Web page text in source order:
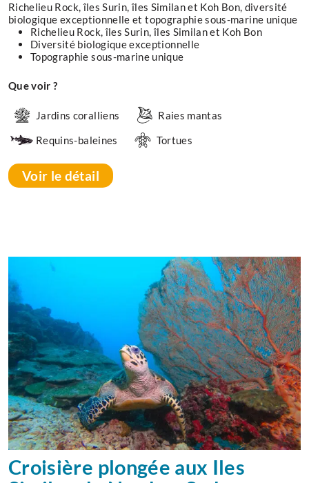
Richelieu Rock, îles Surin, îles Similan et Koh Bon, diversité
biologique exceptionnelle et topographie sous-marine unique
Richelieu Rock, îles Surin, îles Similan et Koh Bon
Diversité biologique exceptionnelle
Topographie sous-marine unique
Que voir ?
Jardins coralliens
Raies mantas
Requins-baleines
Tortues
Voir le détail
Croisière plongée aux Iles